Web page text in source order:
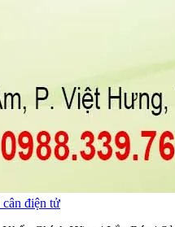
điện tử